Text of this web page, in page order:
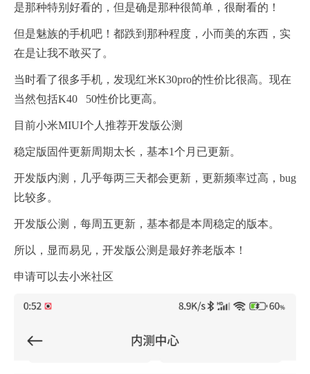
是那种特别好看的，但是确是那种很简单，很耐看的！
但是魅族的手机吧！都跌到那种程度，小而美的东西，实
在是让我不敢买了。
当时看了很多手机，发现红米K30pro的性价比很高。现在
当然包括K40 50性价比更高。
目前小米MIUI个人推荐开发版公测
稳定版固件更新周期太长，基本1个月已更新。
开发版内测，几乎每两三天都会更新，更新频率过高，bug
比较多。
开发版公测，每周五更新，基本都是本周稳定的版本。
所以，显而易见，开发版公测是最好养老版本！
申请可以去小米社区